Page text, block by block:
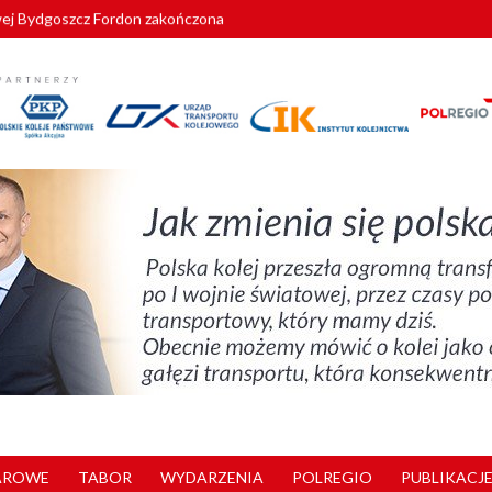
Bydgoszcz Fordon zakończona
pociągi od PESA. Sześć nowoczesnych ELF-ów wyjedzie na tory w
GySEV gotowe
się doświadczeniami z ukraińskim partnerem kolejowym
TABOR WYDARZENIA POLREGIO